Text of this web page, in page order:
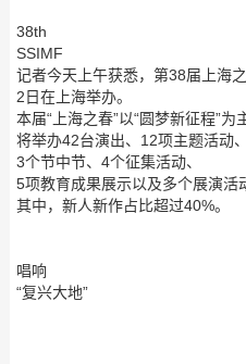
38th
SSIMF
记者今天上午获悉，第38届上海
2日在上海举办。
本届“上海之春”以“圆梦新征程”为
将举办42台演出、12项主题活动、
3个节中节、4个征集活动、
5项教育成果展示以及多个展演活
其中，新人新作占比超过40%。
唱响
“复兴大地”